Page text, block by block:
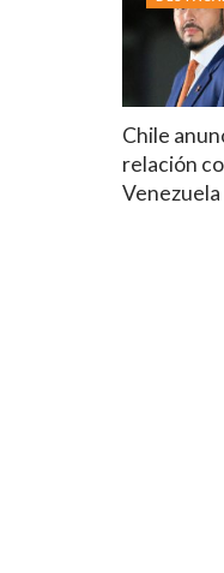
Chile
relación
Venezuela